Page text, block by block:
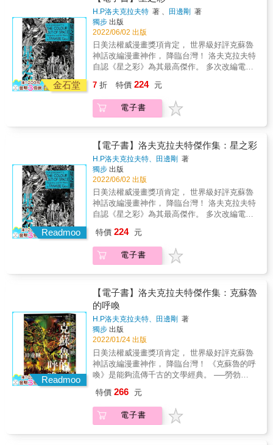
日本國際漫畫獎首獎之作者。 Instagram
https://www.instagram.com/sseongryul/ 譯者
簡介 徐小為 政治大學韓語系畢業。愛好閱讀，
樂於生活，喜歡把看懂的什麼說給人聽，便開
始翻譯的日子。
點也不奢侈的浪漫享受。Chapter. 4 一時不察
坐公車的時候，常常可以觀察到都市的人物百
態，也不時上演著各式小劇場。不過，當你以
為自己只是都市情境劇的旁觀者，下一秒就可
能變主角。Chapter. 5 Shhh結婚是伴侶關係的
放大鏡，價值觀的差異、日常點滴的缺陷，都
容易積累加成，給人難堪地一一檢視。無論是
大吼著叫對方閉嘴，還是轉身逃躲閃避，有時
放飯時間夜深人靜，放飯的跟吃飯的，都出來
了。讓一座城市變更好的形式有很多種，那些
自掏腰包餵食街貓、誘捕送醫絕育的路人們，
就是其中一種。畢竟，我們跟街貓，都是這座
城市的一部分。Chapter. 7 想睡陳套的生活過
久了，偶爾就會想嘗鮮，於是就去了一趟東海
岸的手作音樂市集。Chapter. 8 Dating改編自村
上春樹的極短篇《32歲的DAY TRIPPER》。她
們相差快20歲，各自擁有對象，生活沒交集，
對彼此的興趣也不感興趣。她們是彼此的一日
伴侶，想要時就在一起，不想要時就分開。
Chapter. 9 暫時先這樣突然迎來的生老病死，
往往無可奈何，只能暫時先這樣。Chapter. 10
距離脫離孩童身分之後，開始可以心平氣和過
年是始於，家庭成員可以在自己選擇的餐桌圍
為「印斯茅斯臉孔」，乍看之下猶如魚類的奇
特長相；四處都有著彷彿在角落黑影中蠢蠢欲
動的詭異存在；以及長久以來暗中流傳的與
「海神」的某種交易&hellip;&hellip;一切都讓我
覺得誤闖了禁地。到了深夜，那些居民不知道
出於何種原因，居然到處尋找我。深刻感受到
生命危險的我，展開了艱難的逃亡之路。然
而，瘋狂又絕望的夜晚才剛開始&hellip;&hellip;
在逃亡的盡頭，會是什麼在等待著我？
阿卜杜．阿爾哈茲萊德的怪人。 書中記載著統
治過地球的遠古神祇、異形，包含詭祕的魔
法，甚至是召喚邪神的恐怖咒語。 【故事介
紹】 〈神殿〉 一戰期間，一艘德國潛艇擊沉敵
國貨船，發現一尊象牙雕像。 一名軍官將其據
為己有後，士兵產生幻覺，機關室突然爆炸，
海底，卻看見不可思議的古文明遺跡
一對盜墓賊挖開有五百年歷史的古墳， 發現遺
骸曾遭野獸啃咬撕裂，傷痕至今清晰可辨，脖
子上還戴著《死靈之書》提及的護身符。 兩人
偷走護身符後，身邊怪事不斷，似有邪惡之物
如影隨形&hellip;&hellip; 〈無名之城〉 「我」
來到阿拉伯沙漠的一座廢墟。 這是不存在於任
何文獻上的無名都市，我鑽入不停吹出寒風的
洞穴調查。 地底沒有火光，竟仍可視物，矮小
的建築結構明顯不適人居。 更詭異的是，玻璃
棺材裡躺著爬蟲類生物的木乃伊&hellip;&hellip;
&
作， 詩中描述一名少年「托米諾」巡遊地獄的
所見所聞， 在日本民間據傳只要朗誦此詩，即
會遭受厄運身亡。 &
自內心地讚賞他向人類展現的殘酷姿態。」 ──
法國漫畫巨匠 墨必斯（Moebius） 故事發生
在昭和時期二戰前夕的東京。 「醬油」與「味
噌」是一對雙胞胎姐弟，出生後不久即被生母
遺棄， 在鄉下給親戚扶養，卻在成長過程中遭
受殘酷的虐待， 最終被賣到淺草以畸形怪胎秀
為賣點的「見世物小屋」。 在那裡，他們被重
新取名為「托米諾」與「化丹」， 與一群同病
生活。 然而好景不常，在見世屋小屋團長
「汪」的操弄下， 兩人遭到拆散，各自踏上地
獄般的人生巡禮&hellip;&hellip; 本作名「托米
諾的地獄」取自昭和詩人西条八十的同名詩
作， 詩中描述一名少年「托米諾」巡遊地獄的
所見所聞， 在日本民間據傳只要朗誦此詩，即
會遭受厄運身亡。 &
金石堂
H.P洛夫克拉夫特 著 、 田邊剛 著
獨步 出版
2022/06/02 出版
日美法權威漫畫獎項肯定， 世界級好評克蘇魯
神話改編漫畫神作， 降臨台灣！ 洛夫克拉夫特
自認《星之彩》為其最高傑作。 多次改編電
影響力的古典恐怖小說體系， 眾多恐怖電影、
遊戲、文學作品永不枯竭的靈感根源
&mdash;&mdash;完全漫畫化！ 【本書特色】
特的友人加以整理後成為一個重要的恐怖小說
創作世界觀。 其中的創作核心「無以名狀的恐
怖」、「未知的恐懼」、「來自外太空的邪
神」等等， 成為日後恐怖創作的重要靈感來
源，散見於東西方各種電影、小說、遊戲、漫
畫。 不管是西方的尼爾‧蓋曼、史蒂芬‧金，或是
東方的小林泰三，全都受其影響，而有許多以
此世界觀創作的精彩作品。 ★20世紀初期的洛
夫克拉夫特作品，在現代已經較難符合當代讀
解洛夫克拉夫特作品的全新角度。 他以電影手
法寫實改編洛夫克拉夫特重要代表作，媲美好
萊塢億萬製作的紙上電影。 ★手塚治蟲文化
獎、艾斯納獎、安古蘭國際漫畫節等等， 日美
法權威漫畫獎項肯定，第一位獲得世界級好評
的改編洛夫克拉夫特作品的日本漫畫家！ 【得
獎紀錄】 ★2018年入圍第22屆手塚治蟲文化獎
決選 ★2018年入圍年美國艾斯納獎（Eisner
Award） ★2018年法國安古蘭國際漫畫節參展
★2019年ACBD亞洲最優秀作品獎（Prix Asie
de la Critique ACBD） ★2019年法國日本博覽
會（JAPAN EXPO）達摩裝幀獎、插畫獎。
1927年發表於科幻小說雜誌《驚奇故事》
（Amazing Stories）。 描寫一顆神祕的隕石落
到某戶農家的土地後，逐漸造成那一帶的所有
7 折 特價 224 元
電子書
Readmoo
【電子書】洛夫克拉夫特傑作集：星之彩
H.P洛夫克拉夫特、田邊剛 著
獨步 出版
2022/06/02 出版
日美法權威漫畫獎項肯定， 世界級好評克蘇魯
神話改編漫畫神作， 降臨台灣！ 洛夫克拉夫特
自認《星之彩》為其最高傑作。 多次改編電
影響力的古典恐怖小說體系， 眾多恐怖電影、
遊戲、文學作品永不枯竭的靈感根源
&mdash;&mdash;完全漫畫化！ 【本書特色】
特的友人加以整理後成為一個重要的恐怖小說
創作世界觀。 其中的創作核心「無以名狀的恐
怖」、「未知的恐懼」、「來自外太空的邪
神」等等， 成為日後恐怖創作的重要靈感來
源，散見於東西方各種電影、小說、遊戲、漫
東方的小林泰三，全都受其影響，而有許多以
此世界觀創作的精彩作品。 ★20世紀初期的洛
夫克拉夫特作品，在現代已經較難符合當代讀
者的閱讀習慣。 田邊剛的改編為讀者帶來了理
法寫實改編洛夫克拉夫特重要代表作，媲美好
萊塢億萬製作的紙上電影。 ★手塚治蟲文化
獎、艾斯納獎、安古蘭國際漫畫節等等， 日美
特價 224 元
電子書
Readmoo
【電子書】洛夫克拉夫特傑作集：克蘇魯
的呼喚
H.P洛夫克拉夫特、田邊剛 著
獨步 出版
2022/01/24 出版
日美法權威漫畫獎項肯定， 世界級好評克蘇魯
神話改編漫畫神作， 降臨台灣！ 《克蘇魯的呼
喚》是能夠流傳千古的文學經典。 ──勞勃
家，《蠻王科南》的創造者） 20世紀最具影響
力的古典恐怖小說體系， 眾多恐怖電影、遊
戲、文學作品永不枯竭的靈感根源
特價 266 元
電子書